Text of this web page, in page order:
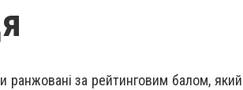
ранжовані за рейтинговим балом, який